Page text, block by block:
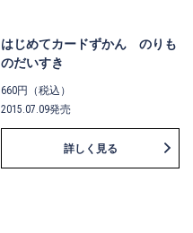
はじめてカードずかん のりも
のだいすき
660円（税込）
2015.07.09発売
詳しく見る